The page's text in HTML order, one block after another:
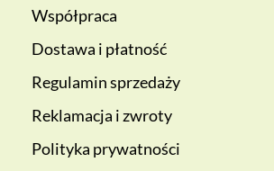
Współpraca
Dostawa i płatność
Regulamin sprzedaży
Reklamacja i zwroty
Polityka prywatności